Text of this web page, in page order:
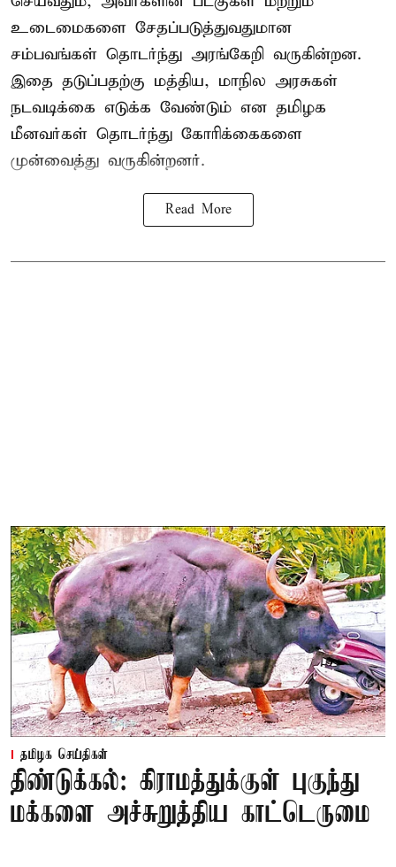
உடைமைகளை சேதப்படுத்துவதுமான
சம்பவங்கள் தொடர்ந்து அரங்கேறி வருகின்றன.
இதை தடுப்பதற்கு மத்திய, மாநில அரசுகள்
நடவடிக்கை எடுக்க வேண்டும் என தமிழக
மீனவர்கள் தொடர்ந்து கோரிக்கைகளை
முன்வைத்து வருகின்றனர்.
Read More
தமிழக செய்திகள்
திண்டுக்கல்: கிராமத்துக்குள் புகுந்து
மக்களை அச்சுறுத்திய காட்டெருமை